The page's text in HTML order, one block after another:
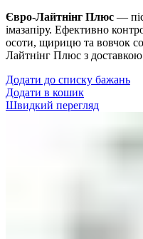
Євро-Лайтнінг Плюс —
імазапіру. Ефективно
осоти, щирицю та вовчок
Лайтнінг Плюс з
Додати до списку бажань
Додати в кошик
Швидкий перегляд